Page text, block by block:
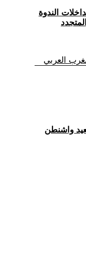
الندوة
العربي
واشنطن